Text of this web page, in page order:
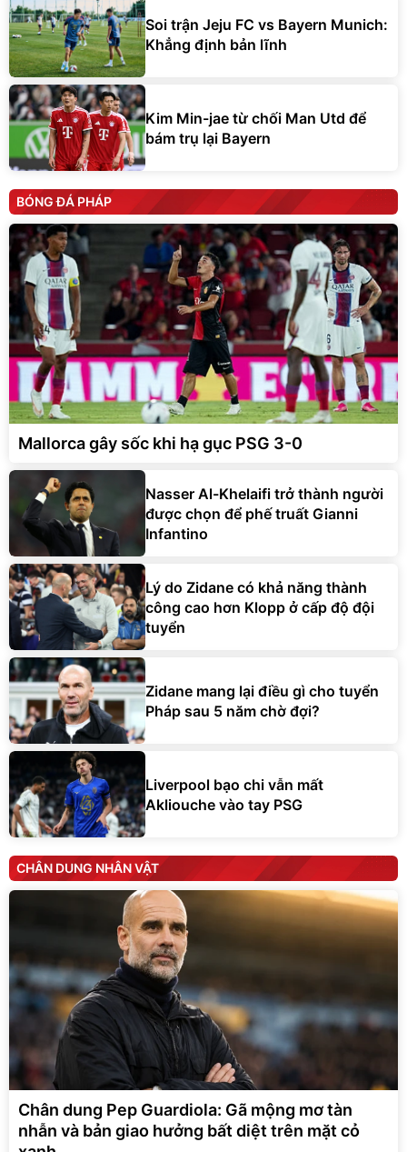
Soi trận Jeju FC vs Bayern Munich:
Khẳng định bản lĩnh
Kim Min-jae từ chối Man Utd để
bám trụ lại Bayern
BÓNG ĐÁ PHÁP
Mallorca gây sốc khi hạ gục PSG 3-0
Nasser Al-Khelaifi trở thành người
được chọn để phế truất Gianni
Infantino
Lý do Zidane có khả năng thành
công cao hơn Klopp ở cấp độ đội
tuyển
Zidane mang lại điều gì cho tuyển
Pháp sau 5 năm chờ đợi?
Liverpool bạo chi vẫn mất
Akliouche vào tay PSG
CHÂN DUNG NHÂN VẬT
Chân dung Pep Guardiola: Gã mộng mơ tàn
nhẫn và bản giao hưởng bất diệt trên mặt cỏ